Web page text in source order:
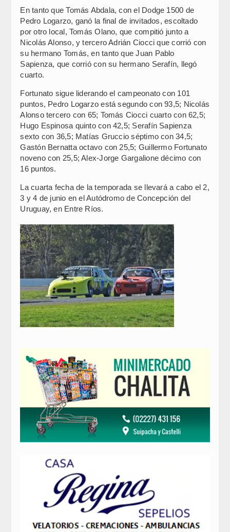
En tanto que Tomás Abdala, con el Dodge 1500 de
Pedro Logarzo, ganó la final de invitados, escoltado
por otro local, Tomás Olano, que compitió junto a
Nicolás Alonso, y tercero Adrián Ciocci que corrió con
su hermano Tomás, en tanto que Juan Pablo
Sapienza, que corrió con su hermano Serafín, llegó
cuarto.
Fortunato sigue liderando el campeonato con 101
puntos, Pedro Logarzo está segundo con 93,5; Nicolás
Alonso tercero con 65; Tomás Ciocci cuarto con 62,5;
Hugo Espinosa quinto con 42,5; Serafín Sapienza
sexto con 36,5; Matías Gruccio séptimo con 34,5;
Gastón Bernatta octavo con 25,5; Guillermo Fortunato
noveno con 25,5; Alex-Jorge Gargalione décimo con
16 puntos.
La cuarta fecha de la temporada se llevará a cabo el 2,
3 y 4 de junio en el Autódromo de Concepción del
Uruguay, en Entre Ríos.